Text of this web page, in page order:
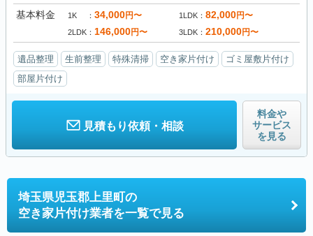
基本料金 1K 34,000円〜 1LDK 82,000円〜
2LDK 146,000円〜 3LDK 210,000円〜
遺品整理 生前整理 特殊清掃 空き家片付け
ゴミ屋敷片付け
部屋片付け
見積もり依頼・相談
料金や
サービス
を見る
埼玉県児玉郡上里町の
空き家片付け業者を一覧で見る